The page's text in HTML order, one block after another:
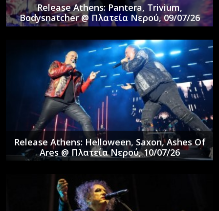
Release Athens: Pantera, Trivium,
Bodysnatcher @ Πλατεία Νερού, 09/07/26
Release Athens: Helloween, Saxon, Ashes Of
Ares @ Πλατεία Νερού, 10/07/26